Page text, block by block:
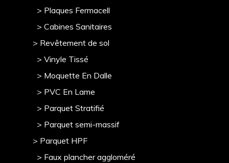
> Plaques Fermacell
> Cabines Sanitaires
> Revêtement de sol
> Vinyle Tissé
> Moquette En Dalle
> PVC En Lame
> Parquet Stratifié
> Parquet semi-massif
> Parquet HPF
> Faux plancher aggloméré